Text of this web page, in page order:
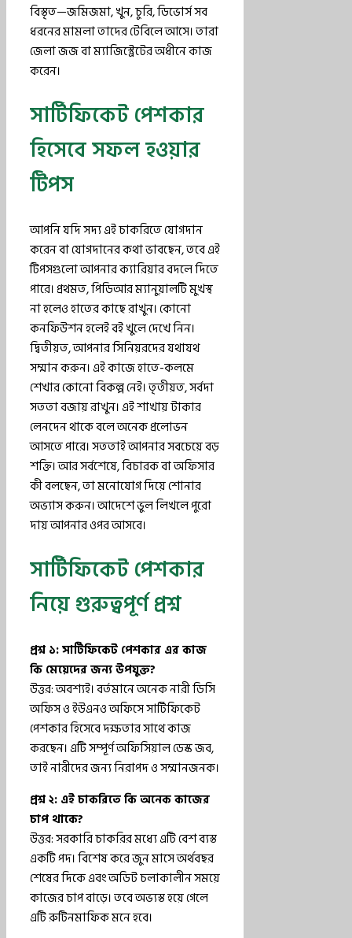
বিস্তৃত—জমিজমা, খুন, চুরি, ডিভোর্স সব
ধরনের মামলা তাদের টেবিলে আসে। তারা
জেলা জজ বা ম্যাজিস্ট্রেটের অধীনে কাজ
করেন।
সার্টিফিকেট পেশকার
হিসেবে সফল হওয়ার
টিপস
আপনি যদি সদ্য এই চাকরিতে যোগদান
করেন বা যোগদানের কথা ভাবছেন, তবে এই
টিপসগুলো আপনার ক্যারিয়ার বদলে দিতে
পারে। প্রথমত, পিডিআর ম্যানুয়ালটি মুখস্থ
না হলেও হাতের কাছে রাখুন। কোনো
কনফিউশন হলেই বই খুলে দেখে নিন।
দ্বিতীয়ত, আপনার সিনিয়রদের যথাযথ
সম্মান করুন। এই কাজে হাতে-কলমে
শেখার কোনো বিকল্প নেই। তৃতীয়ত, সর্বদা
সততা বজায় রাখুন। এই শাখায় টাকার
লেনদেন থাকে বলে অনেক প্রলোভন
আসতে পারে। সততাই আপনার সবচেয়ে বড়
শক্তি। আর সর্বশেষে, বিচারক বা অফিসার
কী বলছেন, তা মনোযোগ দিয়ে শোনার
অভ্যাস করুন। আদেশে ভুল লিখলে পুরো
দায় আপনার ওপর আসবে।
সার্টিফিকেট পেশকার
নিয়ে গুরুত্বপূর্ণ প্রশ্ন
প্রশ্ন ১: সার্টিফিকেট পেশকার এর কাজ
কি মেয়েদের জন্য উপযুক্ত?
উত্তর: অবশ্যই। বর্তমানে অনেক নারী ডিসি
অফিস ও ইউএনও অফিসে সার্টিফিকেট
পেশকার হিসেবে দক্ষতার সাথে কাজ
করছেন। এটি সম্পূর্ণ অফিসিয়াল ডেস্ক জব,
তাই নারীদের জন্য নিরাপদ ও সম্মানজনক।
প্রশ্ন ২: এই চাকরিতে কি অনেক কাজের
চাপ থাকে?
উত্তর: সরকারি চাকরির মধ্যে এটি বেশ ব্যস্ত
একটি পদ। বিশেষ করে জুন মাসে অর্থবছর
শেষের দিকে এবং অডিট চলাকালীন সময়ে
কাজের চাপ বাড়ে। তবে অভ্যস্ত হয়ে গেলে
এটি রুটিনমাফিক মনে হবে।